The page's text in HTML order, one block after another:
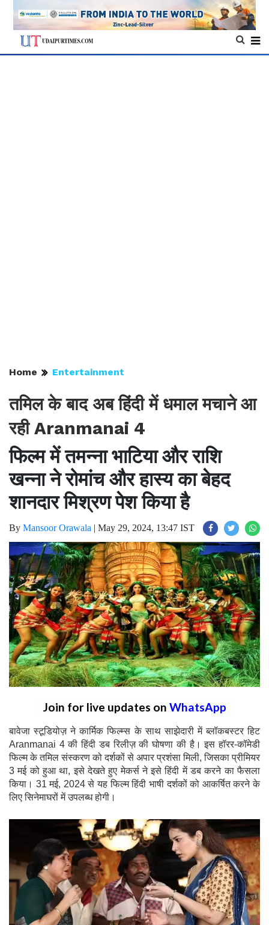
Home Entertainment
तमिल के बाद अब हिंदी में धमाल मचाने आ
रही Aranmanai 4
फिल्म में तमन्ना भाटिया और राशि
खन्ना ने रोमांच और हास्य का बेहद
शानदार मिश्रण पेश किया है
By Mansoor Orawala | May 29, 2024, 13:47 IST
Join for live updates on WhatsApp
बावेजा स्टूडियोज़ ने कार्मिक फिल्म्स के साथ साझेदारी में ब्लॉकबस्टर हिट
Aranmanai 4 की हिंदी डब रिलीज़ की घोषणा की है। इस हॉरर-कॉमेडी
फिल्म के तमिल संस्करण को दर्शकों से अपार प्रशंसा मिली, जिसका प्रीमियर
3 मई को हुआ था, इसे देखते हुए मेकर्स ने इसे हिंदी में डब करने का फैसला
किया। 31 मई, 2024 से यह फिल्म हिंदी भाषी दर्शकों को आकर्षित करने के
लिए सिनेमाघरों में उपलब्ध होगी।